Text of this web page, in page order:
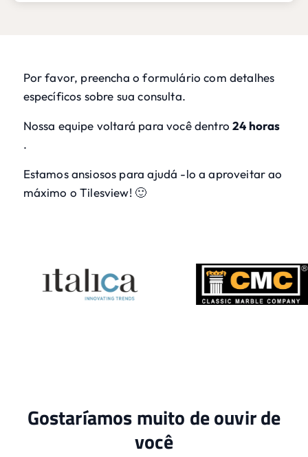
Por favor, preencha o formulário com detalhes
específicos sobre sua consulta.
Nossa equipe voltará para você dentro24 horas
.
Estamos ansiosos para ajudá -lo a aproveitar ao
máximo o Tilesview! 🙂
Gostaríamos muito de ouvir de
você